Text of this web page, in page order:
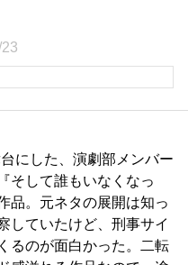
にした、演劇部メンバー
そして誰もいなくなっ
品。元ネタの展開は知っ
していたけど、刑事サイ
るのが面白かった。二転